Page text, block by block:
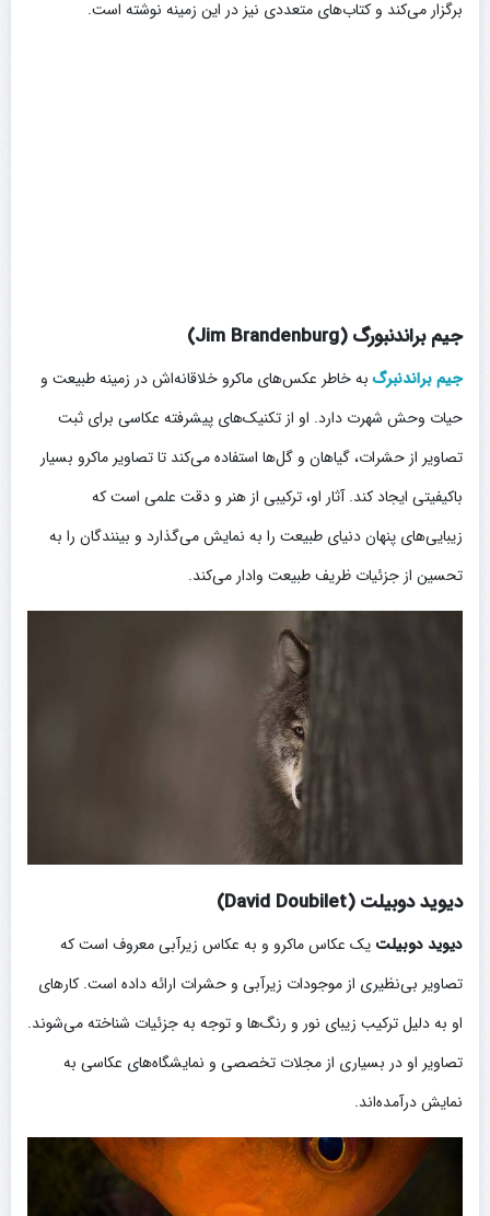
برگزار می‌کند و کتاب‌های متعددی نیز در این زمینه نوشته است.
جیم براندنبورگ (Jim Brandenburg)
جیم براندنبرگ به خاطر عکس‌های ماکرو خلاقانه‌اش در زمینه طبیعت و
حیات وحش شهرت دارد. او از تکنیک‌های پیشرفته عکاسی برای ثبت
تصاویر از حشرات، گیاهان و گل‌ها استفاده می‌کند تا تصاویر ماکرو بسیار
باکیفیتی ایجاد کند. آثار او، ترکیبی از هنر و دقت علمی است که
زیبایی‌های پنهان دنیای طبیعت را به نمایش می‌گذارد و بینندگان را به
تحسین از جزئیات ظریف طبیعت وادار می‌کند.
دیوید دوبیلت (David Doubilet)
دیوید دوبیلت یک عکاس ماکرو و به عکاس زیرآبی معروف است که
تصاویر بی‌نظیری از موجودات زیرآبی و حشرات ارائه داده است. کارهای
او به دلیل ترکیب زیبای نور و رنگ‌ها و توجه به جزئیات شناخته می‌شوند.
تصاویر او در بسیاری از مجلات تخصصی و نمایشگاه‌های عکاسی به
نمایش درآمده‌اند.